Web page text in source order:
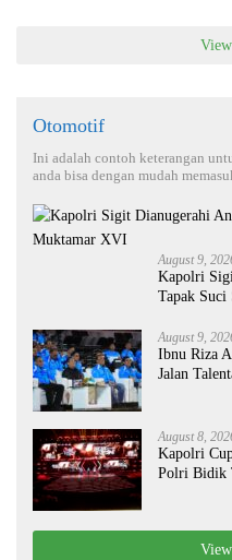
Otomotif
Ini adalah contoh keterangan
anda bisa dengan mudah
August 9,
Kapolri
Tapak
August 9,
Ibnu Riza
Jalan
August 8,
Kapolri
Polri Bidik